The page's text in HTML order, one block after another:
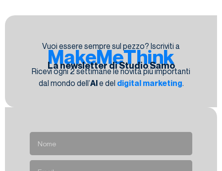
Vuoi essere sempre sul pezzo? Iscriviti a
MakeMeThink
La newsletter di Studio Samo
Ricevi ogni 2 settimane le novità più importanti
dal mondo dell’AIe del digital marketing.